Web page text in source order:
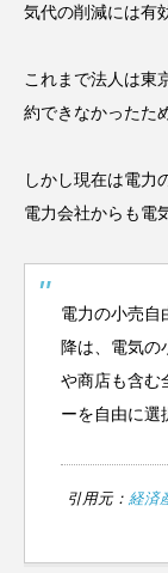
気代の削減には有
これまで法人は東
約できなかったた
しかし現在は電力
電力会社からも電
電力の小売自
降は、電気の
や商店も含む
ーを自由に選
引用元： 経済